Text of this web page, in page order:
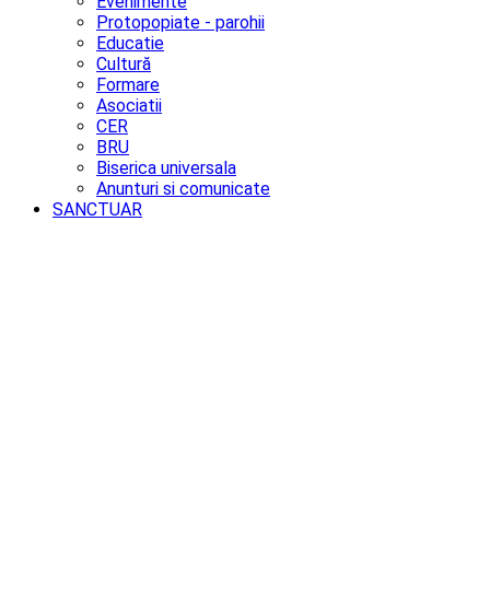
Protopopiate - parohii
Educatie
Cultură
Formare
Asociatii
CER
BRU
Biserica universala
Anunturi si comunicate
SANCTUAR